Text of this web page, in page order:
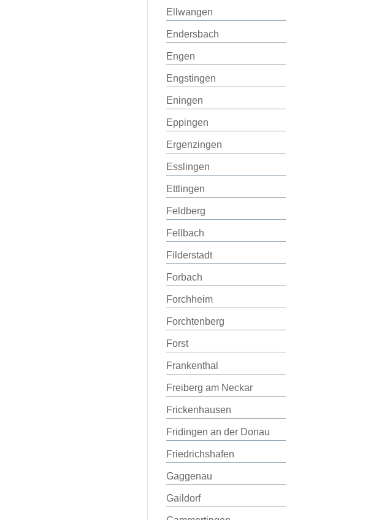
Ellwangen
Endersbach
Engen
Engstingen
Eningen
Eppingen
Ergenzingen
Esslingen
Ettlingen
Feldberg
Fellbach
Filderstadt
Forbach
Forchheim
Forchtenberg
Forst
Frankenthal
Freiberg am Neckar
Frickenhausen
Fridingen an der Donau
Friedrichshafen
Gaggenau
Gaildorf